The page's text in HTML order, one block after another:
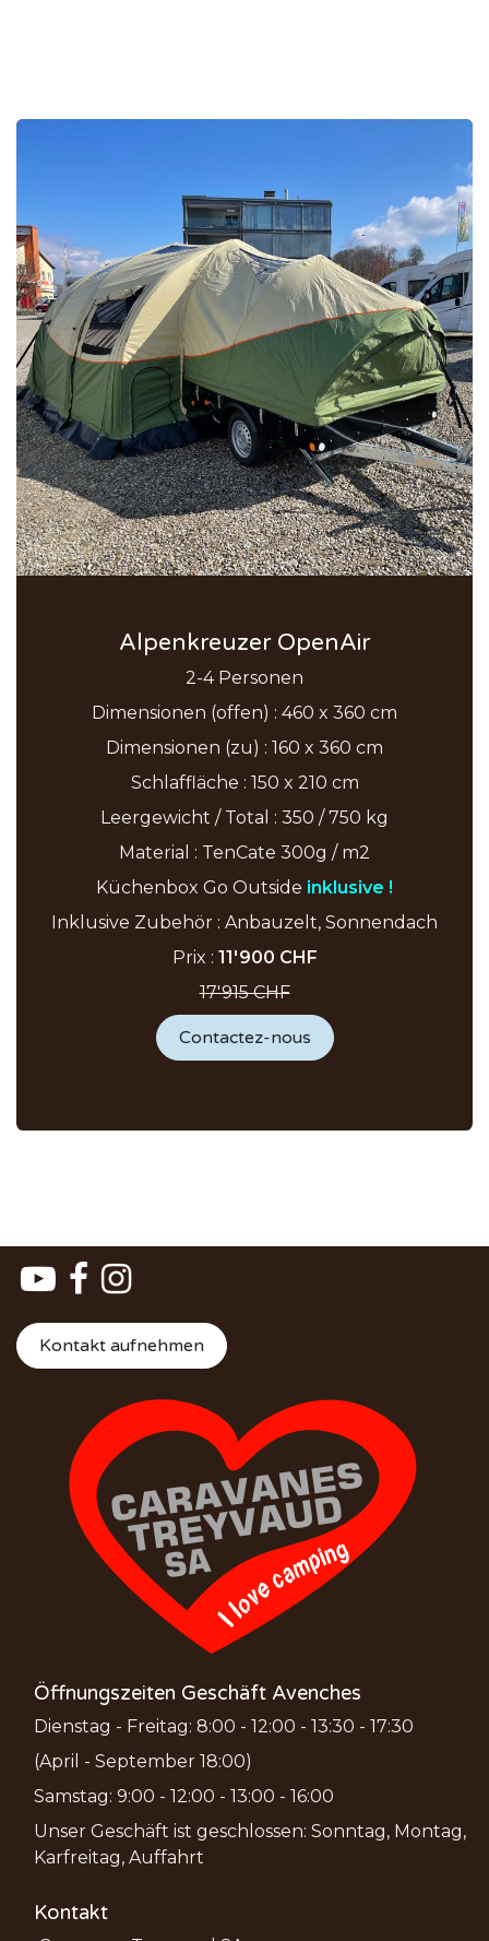
Alpenkreuzer OpenAir
2-4 Personen
Dimensionen (offen) : 460 x 360 cm
Dimensionen (zu) : 160 x 360 cm
Schlaffläche : 150 x 210 cm
Leergewicht / Total : 350 / 750 kg
Material : TenCate 300g / m2
Küchenbox Go Outside inklusive !
Inklusive Zubehör : Anbauzelt, Sonnendach
Prix : 11'900 CHF
17'915 CHF
Contactez-nous
Kontakt aufnehmen
Öffnungszeiten Geschäft Avenches
Dienstag - Freitag: 8:00 - 12:00 - 13:30 - 17:30
(April - September 18:00)
Samstag: 9:00 - 12:00 - 13:00 - 16:00
Unser Geschäft ist geschlossen: Sonntag, Montag,
Karfreitag, Auffahrt
Kontakt